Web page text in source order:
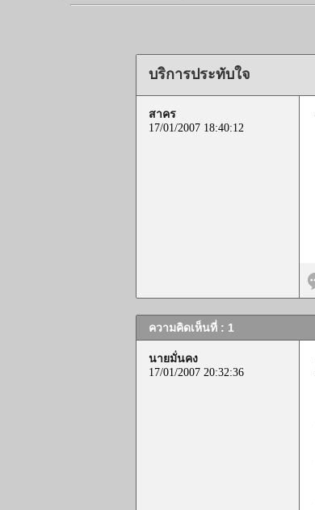
บริการประทับใจ
สาคร
17/01/2007 18:40:12
ความคิดเห็นที่ : 1
นายมั่นคง
17/01/2007 20:32:36